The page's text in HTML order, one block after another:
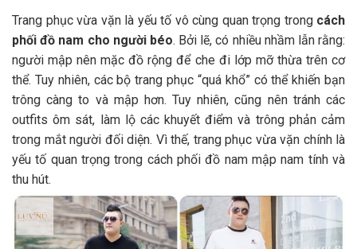
Trang phục vừa vặn là yếu tố vô cùng quan trọng trong cách
phối đồ nam cho người béo. Bởi lẽ, có nhiều nhầm lẫn rằng:
người mập nên mặc đồ rộng để che đi lớp mỡ thừa trên cơ
thể. Tuy nhiên, các bộ trang phục “quá khổ” có thể khiến bạn
trông càng to và mập hơn. Tuy nhiên, cũng nên tránh các
outfits ôm sát, làm lộ các khuyết điểm và trông phản cảm
trong mắt người đối diện. Vì thế, trang phục vừa vặn chính là
yếu tố quan trọng trong cách phối đồ nam mập nam tính và
thu hút.